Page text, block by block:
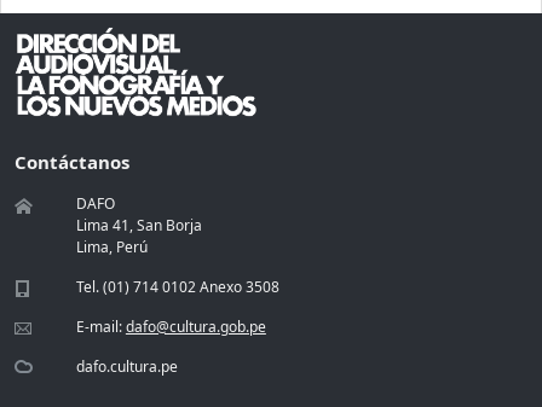
Contáctanos
DAFO
Lima 41, San Borja
Lima, Perú
Tel. (01) 714 0102 Anexo 3508
E-mail:dafo@cultura.gob.pe
dafo.cultura.pe